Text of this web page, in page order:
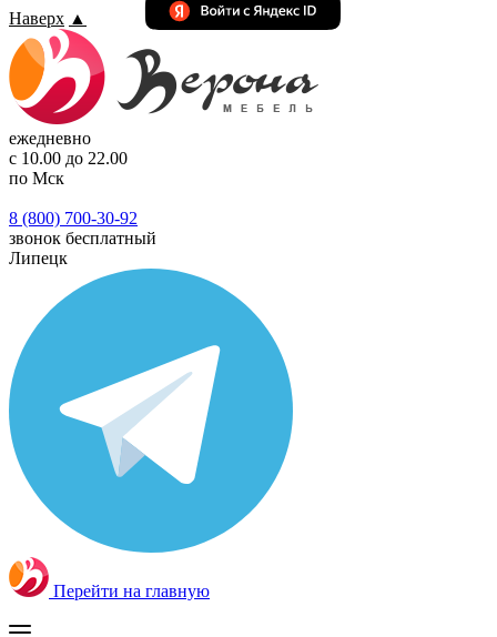
Наверх ▲
ежедневно
с 10.00 до 22.00
по Мск
8 (800) 700-30-92
звонок бесплатный
Липецк
Перейти на главную